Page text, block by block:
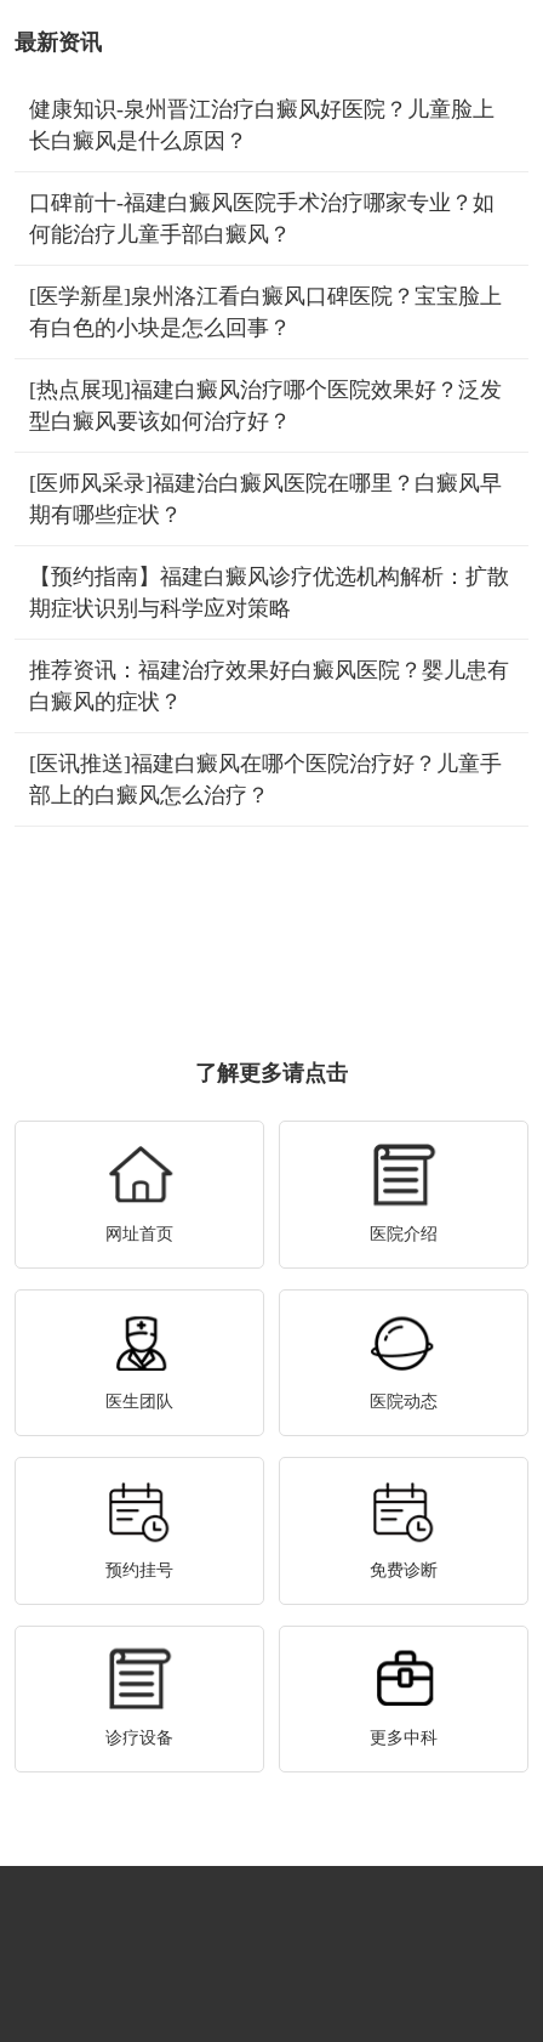
最新资讯
健康知识-泉州晋江治疗白癜风好医院？儿童脸上
长白癜风是什么原因？
口碑前十-福建白癜风医院手术治疗哪家专业？如
何能治疗儿童手部白癜风？
[医学新星]泉州洛江看白癜风口碑医院？宝宝脸上
有白色的小块是怎么回事？
[热点展现]福建白癜风治疗哪个医院效果好？泛发
型白癜风要该如何治疗好？
[医师风采录]福建治白癜风医院在哪里？白癜风早
期有哪些症状？
【预约指南】福建白癜风诊疗优选机构解析：扩散
期症状识别与科学应对策略
推荐资讯：福建治疗效果好白癜风医院？婴儿患有
白癜风的症状？
[医讯推送]福建白癜风在哪个医院治疗好？儿童手
部上的白癜风怎么治疗？
了解更多请点击
网址首页 医院介绍
医生团队 医院动态
预约挂号 免费诊断
诊疗设备 更多中科